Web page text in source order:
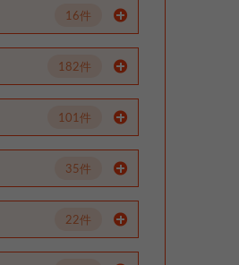
16件
182件
101件
35件
22件